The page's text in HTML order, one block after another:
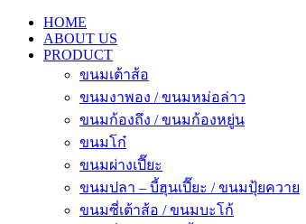
HOME
ABOUT US
PRODUCT
ขนมเต้าส้อ
ขนมงาพอง / ขนมหม่อล่าว
ขนมก้องถึง / ขนมก้องหยู่น
ขนมโก๋
ขนมผ่างเปี๊ยะ
ขนมปลา – บี้ฮุนเปี๊ยะ / ขนมปุ้ยควาย
ขนมซี่เต้าส้อ / ขนมบะโก้